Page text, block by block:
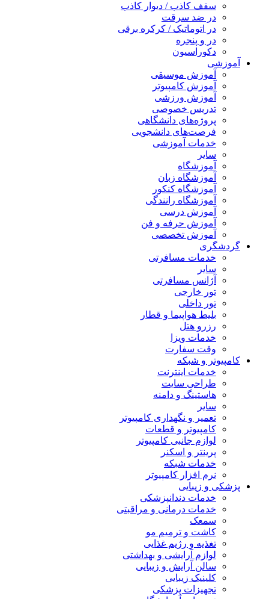
سقف کاذب / دیوار کاذب
در ضد سرقت
در اتوماتیک / کرکره برقی
در و پنجره
دکوراسیون
آموزشی
آموزش موسیقی
آموزش کامپیوتر
آموزش ورزشی
تدریس خصوصی
پروژه‌های دانشگاهی
فرصت‌های دانشجویی
خدمات آموزشی
سایر
آموزشگاه
آموزشگاه زبان
آموزشگاه کنکور
آموزشگاه رانندگی
آموزش درسی
آموزش حرفه و فن
آموزش تخصصی
گردشگری
خدمات مسافرتی
سایر
آژانس مسافرتی
تور خارجی
تور داخلی
بلیط هواپیما و قطار
رزرو هتل
خدمات ویزا
وقت سفارت
کامپیوتر و شبکه
خدمات اینترنت
طراحی سایت
هاستینگ و دامنه
سایر
تعمیر و نگهداری کامپیوتر
کامپیوتر و قطعات
لوازم جانبی کامپیوتر
پرینتر و اسکنر
خدمات شبکه
نرم افزار کامپیوتر
پزشکی و زیبایی
خدمات دندانپزشکی
خدمات درمانی و مراقبتی
سمعک
کاشت و ترمیم مو
تغذیه و رژیم غذایی
لوازم آرایشی و بهداشتی
سالن آرایش و زیبایی
کلینیک زیبایی
تجهیزات پزشکی